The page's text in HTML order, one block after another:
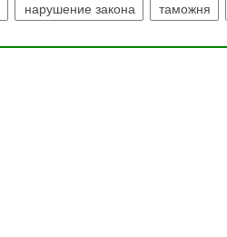
нарушение закона таможня